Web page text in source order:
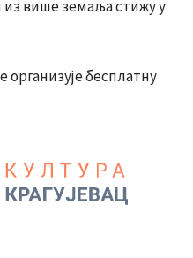
више земаља стижу у
организује бесплатну